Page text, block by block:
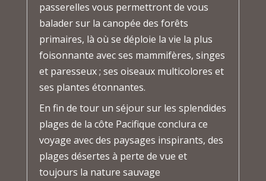
passerelles vous permettront de vous
balader sur la canopée des forêts
primaires, là où se déploie la vie la plus
foisonnante avec ses mammifères, singes
et paresseux ; ses oiseaux multicolores et
ses plantes étonnantes.
En fin de tour un séjour sur les splendides
plages de la côte Pacifique conclura ce
voyage avec des paysages inspirants, des
plages désertes à perte de vue et
toujours la nature sauvage